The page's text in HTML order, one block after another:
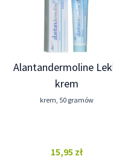
Alantandermoline
krem
krem, 50 gramów
15,95 zł